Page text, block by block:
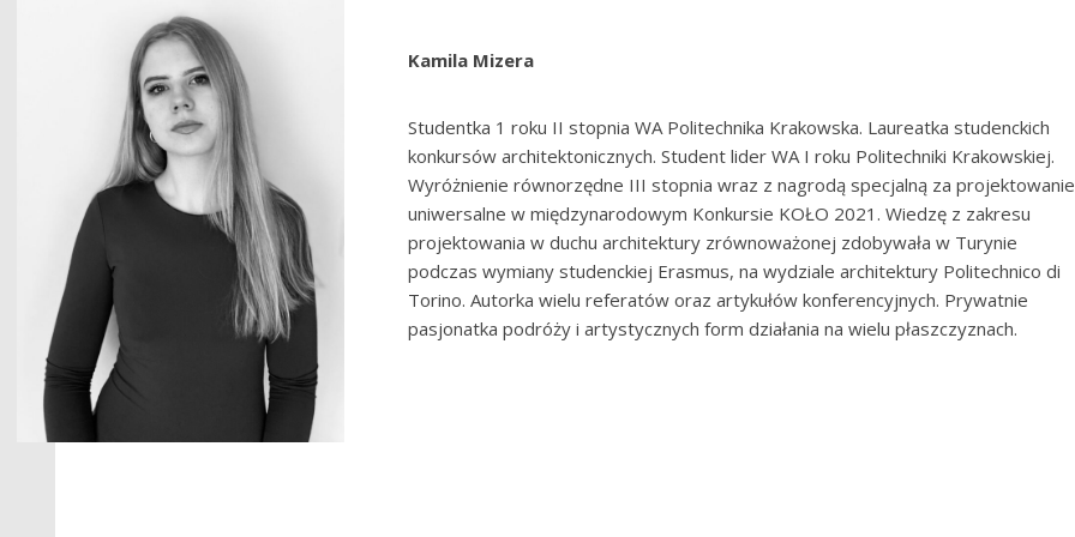
Kamila Mizera
Studentka 1 roku II stopnia WA Politechnika Krakowska. Laureatka studenckich
konkursów architektonicznych. Student lider WA I roku Politechniki Krakowskiej.
Wyróżnienie równorzędne III stopnia wraz z nagrodą specjalną za projektowanie
uniwersalne w międzynarodowym Konkursie KOŁO 2021. Wiedzę z zakresu
projektowania w duchu architektury zrównoważonej zdobywała w Turynie
podczas wymiany studenckiej Erasmus, na wydziale architektury Politechnico di
Torino. Autorka wielu referatów oraz artykułów konferencyjnych. Prywatnie
pasjonatka podróży i artystycznych form działania na wielu płaszczyznach.